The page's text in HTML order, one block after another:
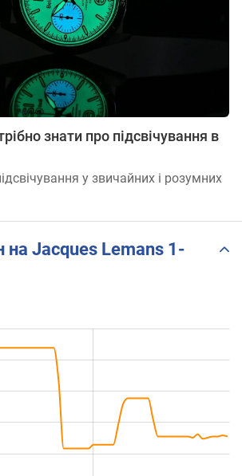
знати про підсвічування в
у звичайних і розумних
на Jacques Lemans 1-